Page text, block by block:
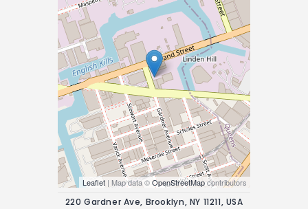
Leaflet | Map data ©OpenStreetMapcontributors
220 Gardner Ave, Brooklyn, NY 11211, USA